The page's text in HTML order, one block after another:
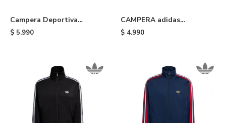
Campera Deportiva
Alemania adidas - Light
$ 5.990
CAMPERA adidas
DEPORTIVA ORIGINALS -
$ 4.990